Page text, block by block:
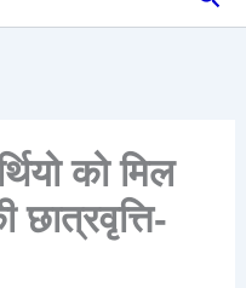
को मिल
छात्रवृत्ति-